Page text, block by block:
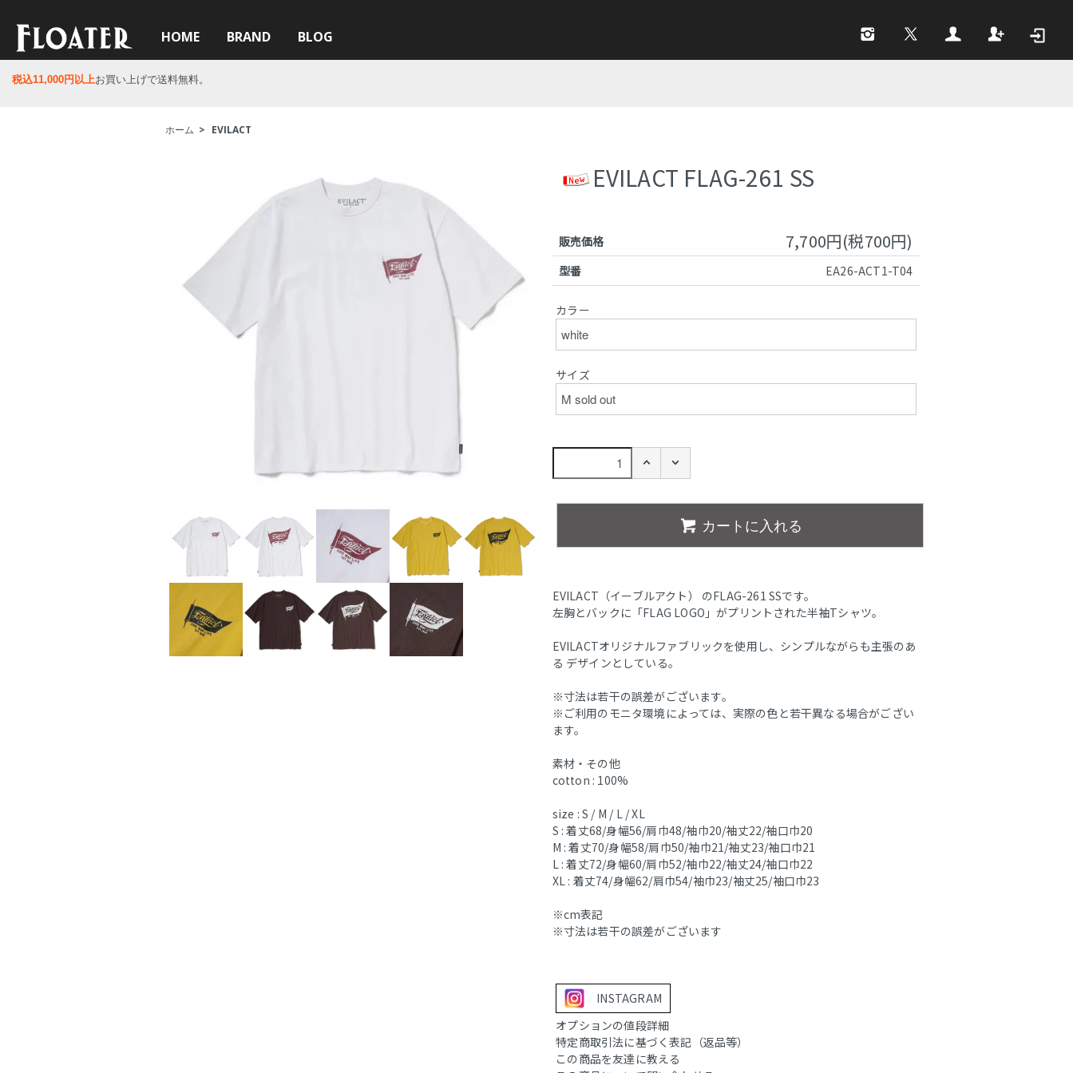
HOME BRAND BLOG
税込11,000円以上お買い上げで送料無料。
ホーム > EVILACT
EVILACT FLAG-261 SS
販売価格 7,700円(税700円)
型番 EA26-ACT1-T04
カラー
サイズ
カートに入れる
EVILACT（イーブルアクト） のFLAG-261 SSです。
左胸とバックに「FLAG LOGO」がプリントされた半袖Tシャツ。
EVILACTオリジナルファブリックを使用し、シンプルながらも主張のあ
る デザインとしている。
※寸法は若干の誤差がございます。
※ご利用のモニタ環境によっては、実際の色と若干異なる場合がござい
ます。
素材・その他
cotton : 100%
size : S / M / L / XL
S : 着丈68/身幅56/肩巾48/袖巾20/袖丈22/袖口巾20
M : 着丈70/身幅58/肩巾50/袖巾21/袖丈23/袖口巾21
L : 着丈72/身幅60/肩巾52/袖巾22/袖丈24/袖口巾22
XL : 着丈74/身幅62/肩巾54/袖巾23/袖丈25/袖口巾23
※cm表記
※寸法は若干の誤差がございます
INSTAGRAM
オプションの値段詳細
特定商取引法に基づく表記（返品等）
この商品を友達に教える